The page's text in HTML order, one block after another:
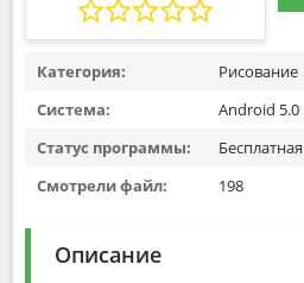
Категория:
Рисование
Система:
Android 5.0
Статус программы:
Бесплатная
Смотрели файл:
198
Описание